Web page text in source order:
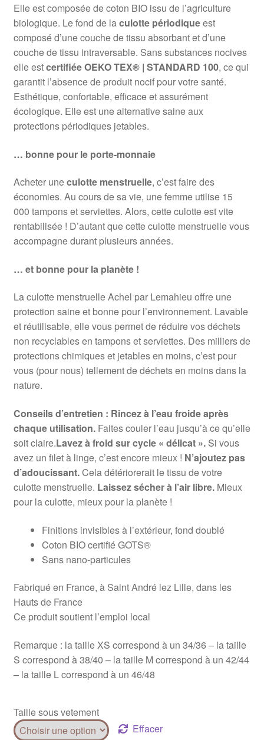
Elle est composée de coton BIO issu de l’agriculture
biologique. Le fond de laculotte périodiqueest
composé d’une couche de tissu absorbant et d’une
couche de tissu intraversable. Sans substances nocives
elle estcertifiée OEKO TEX® | STANDARD 100, ce qui
garantit l’absence de produit nocif pour votre santé.
Esthétique, confortable, efficace et assurément
écologique. Elle est une alternative saine aux
protections périodiques jetables.
… bonne pour le porte-monnaie
Acheter uneculotte menstruelle, c’est faire des
économies. Au cours de sa vie, une femme utilise 15
000 tampons et serviettes. Alors, cette culotte est vite
rentabilisée ! D’autant que cette culotte menstruelle vous
accompagne durant plusieurs années.
… et bonne pour la planète !
La culotte menstruelle Achel par Lemahieu offre une
protection saine et bonne pour l’environnement. Lavable
et réutilisable, elle vous permet de réduire vos déchets
non recyclables en tampons et serviettes. Des milliers de
protections chimiques et jetables en moins, c’est pour
vous (pour nous) tellement de déchets en moins dans la
nature.
Conseils d’entretien : Rincez à l’eau froide après
chaque utilisation. Faites couler l’eau jusqu’à ce qu’elle
soit claire.Lavez à froid sur cycle « délicat ». Si vous
avez un filet à linge, c’est encore mieux ! N’ajoutez pas
d’adoucissant.Cela détériorerait le tissu de votre
culotte menstruelle. Laissez sécher à l’air libre. Mieux
pour la culotte, mieux pour la planète !
Finitions invisibles à l’extérieur, fond doublé
Coton BIO certifié GOTS®
Sans nano-particules
Fabriqué en France, à Saint André lez Lille, dans les
Hauts de France
Ce produit soutient l’emploi local
Remarque : la taille XS correspond à un 34/36 – la taille
S correspond à 38/40 – la taille M correspond à un 42/44
– la taille L correspond à un 46/48
Taille sous vetement
Effacer